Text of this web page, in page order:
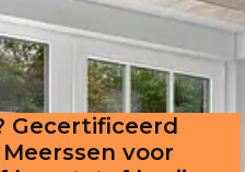
Gecertificeerd
voor